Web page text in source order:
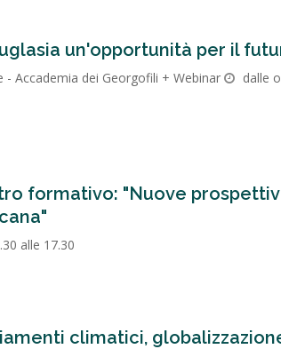
un'opportunità per il
- Accademia dei Georgofili + Webinar dalle
formativo: "Nuove
alle 17.30
climatici,